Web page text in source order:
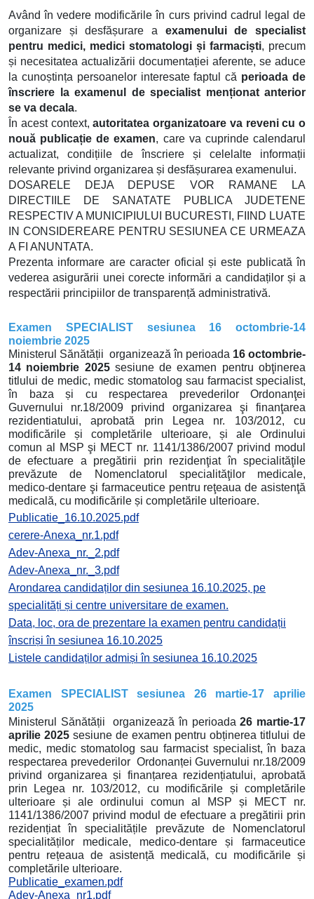
Având în vedere modificările în curs privind cadrul legal de
organizare și desfășurare a examenului de specialist
pentru medici, medici stomatologi și farmaciști, precum
și necesitatea actualizării documentației aferente, se aduce
la cunoștința persoanelor interesate faptul că perioada de
înscriere la examenul de specialist menționat anterior
se va decala.
În acest context,autoritatea organizatoare va reveni cu o
nouă publicație de examen, care va cuprinde calendarul
actualizat, condițiile de înscriere și celelalte informații
relevante privind organizarea și desfășurarea examenului.
DOSARELE DEJA DEPUSE VOR RAMANE LA
DIRECTIILE DE SANATATE PUBLICA JUDETENE
RESPECTIV A MUNICIPIULUI BUCURESTI, FIIND LUATE
IN CONSIDEREARE PENTRU SESIUNEA CE URMEAZA
A FI ANUNTATA.
Prezenta informare are caracter oficial și este publicată în
vederea asigurării unei corecte informări a candidaților și a
respectării principiilor de transparență administrativă.
Examen SPECIALIST sesiunea 16 octombrie-14
noiembrie 2025
Ministerul Sănătății organizeazăîn perioada 16 octombrie-
14 noiembrie 2025 sesiune de examen pentru obţinerea
titlului de medic, medic stomatolog sau farmacist specialist,
în baza și cu respectarea prevederilor Ordonanţei
Guvernului nr.18/2009 privind organizarea şi finanţarea
rezidentiatului, aprobată prin Legea nr. 103/2012, cu
modificările și completările ulterioare, și ale Ordinului
comun al MSP şi MECT nr. 1141/1386/2007 privind modul
de efectuare a pregătirii prin rezidenţiat în specialităţile
prevăzute de Nomenclatorul specialităţilor medicale,
medico-dentare şi farmaceutice pentru reţeaua de asistenţă
medicală, cu modificările și completările ulterioare.
Publicatie_16.10.2025.pdf
cerere-Anexa_nr.1.pdf
Adev-Anexa_nr._2.pdf
Adev-Anexa_nr._3.pdf
Arondarea candidaților din sesiunea 16.10.2025, pe
specialități și centre universitare de examen.
Data, loc, ora de prezentare la examen pentru candidații
înscriși în sesiunea 16.10.2025
Listele candidaților admiși în sesiunea 16.10.2025
Examen SPECIALIST sesiunea 26 martie-17 aprilie
2025
Ministerul Sănătății organizează în perioada26 martie-17
aprilie 2025sesiune de examen pentru obținerea titlului de
medic, medic stomatolog sau farmacist specialist, în baza
respectarea prevederilor Ordonanței Guvernului nr.18/2009
privind organizarea și finanțarea rezidențiatului, aprobată
prin Legea nr. 103/2012, cu modificările și completările
ulterioare și ale ordinului comun al MSP și MECT nr.
1141/1386/2007 privind modul de efectuare a pregătirii prin
rezidențiat în specialitățile prevăzute de Nomenclatorul
specialităților medicale, medico-dentare și farmaceutice
pentru rețeaua de asistență medicală, cu modificările și
completările ulterioare.
Publicatie_examen.pdf
Adev-Anexa_nr1.pdf